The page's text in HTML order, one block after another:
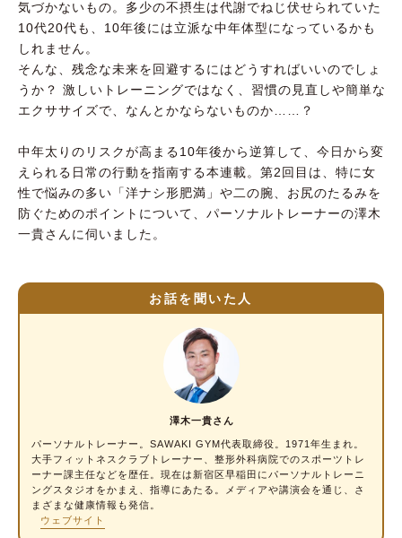
気づかないもの。多少の不摂生は代謝でねじ伏せられていた
10代20代も、10年後には立派な中年体型になっているかも
しれません。
そんな、残念な未来を回避するにはどうすればいいのでしょ
うか？ 激しいトレーニングではなく、習慣の見直しや簡単な
エクササイズで、なんとかならないものか……？
中年太りのリスクが高まる10年後から逆算して、今日から変
えられる日常の行動を指南する本連載。第2回目は、特に女
性で悩みの多い「洋ナシ形肥満」や二の腕、お尻のたるみを
防ぐためのポイントについて、パーソナルトレーナーの澤木
一貴さんに伺いました。
お話を聞いた人
澤木一貴さん
パーソナルトレーナー。SAWAKI GYM代表取締役。1971年生まれ。
大手フィットネスクラブトレーナー、整形外科病院でのスポーツトレ
ーナー課主任などを歴任。現在は新宿区早稲田にパーソナルトレーニ
ングスタジオをかまえ、指導にあたる。メディアや講演会を通じ、さ
まざまな健康情報も発信。
ウェブサイト